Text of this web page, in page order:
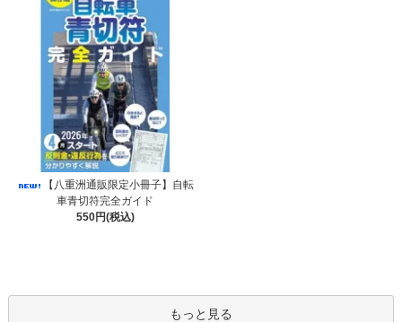
【八重洲通販限定小冊子】自転
車青切符完全ガイド
550円(税込)
もっと見る